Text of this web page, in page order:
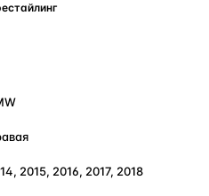
2015, 2016, 2017, 2018